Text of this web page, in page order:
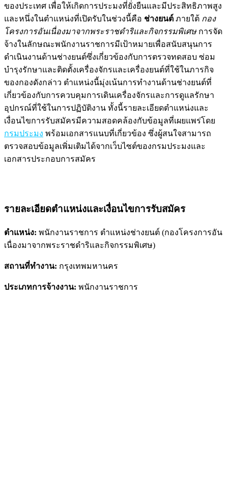
ของประเทศ เพื่อให้เกิดการประมงที่ยั่งยืนและมีประสิทธิภาพสูง
และหนึ่งในตำแหน่งที่เปิดรับในช่วงนี้คือ ช่างยนต์ ภายใต้ กอง
โครงการอันเนื่องมาจากพระราชดำริและกิจกรรมพิเศษการจัด
จ้างในลักษณะพนักงานราชการมีเป้าหมายเพื่อสนับสนุนการ
ดำเนินงานด้านช่างยนต์ซึ่งเกี่ยวข้องกับการตรวจทดสอบ ซ่อม
บำรุงรักษาและติดตั้งเครื่องจักรและเครื่องยนต์ที่ใช้ในภารกิจ
ของกองดังกล่าว ตำแหน่งนี้มุ่งเน้นการทำงานด้านช่างยนต์ที่
เกี่ยวข้องกับการควบคุมการเดินเครื่องจักรและการดูแลรักษา
อุปกรณ์ที่ใช้ในการปฏิบัติงาน ทั้งนี้รายละเอียดตำแหน่งและ
เงื่อนไขการรับสมัครมีความสอดคล้องกับข้อมูลที่เผยแพร่โดย
กรมประมง พร้อมเอกสารแนบที่เกี่ยวข้อง ซึ่งผู้สนใจสามารถ
ตรวจสอบข้อมูลเพิ่มเติมได้จากเว็บไซต์ของกรมประมงและ
เอกสารประกอบการสมัคร
รายละเอียดตำแหน่งและเงื่อนไขการรับสมัคร
ตำแหน่ง: พนักงานราชการ ตำแหน่งช่างยนต์ (กองโครงการอัน
เนื่องมาจากพระราชดำริและกิจกรรมพิเศษ)
สถานที่ทำงาน: กรุงเทพมหานคร
ประเภทการจ้างงาน: พนักงานราชการ